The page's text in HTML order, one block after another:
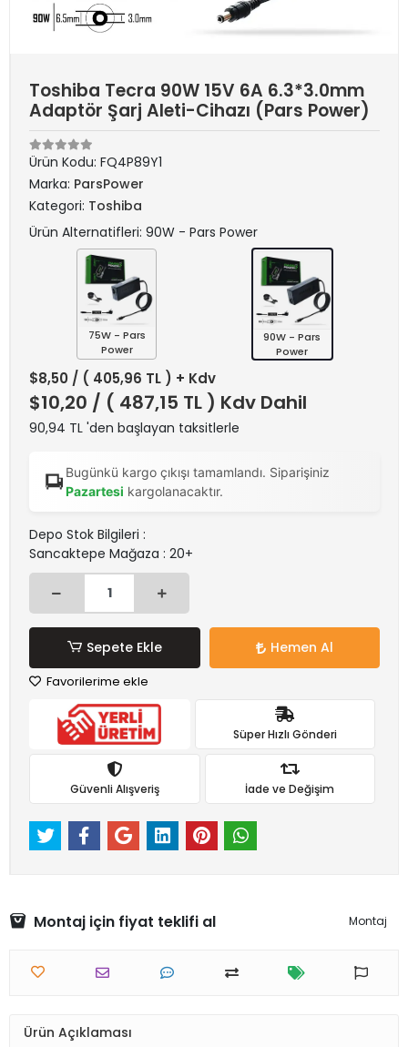
Toshiba Tecra 90W 15V 6A 6.3*3.0mm
Adaptör Şarj Aleti-Cihazı (Pars Power)
Ürün Kodu: FQ4P89Y1
Marka: ParsPower
Kategori: Toshiba
Ürün Alternatifleri: 90W - Pars Power
75W - Pars
Power
90W - Pars
Power
$8,50 / ( 405,96 TL ) + Kdv
$10,20 / ( 487,15 TL ) Kdv Dahil
90,94 TL 'den başlayan taksitlerle
Bugünkü kargo çıkışı tamamlandı. Siparişiniz
Pazartesi kargolanacaktır.
Depo Stok Bilgileri :
Sancaktepe Mağaza : 20+
Sepete Ekle Hemen Al
Favorilerime ekle
Süper Hızlı Gönderi
Güvenli Alışveriş İade ve Değişim
Montaj için fiyat teklifi al Montaj
Ürün Açıklaması